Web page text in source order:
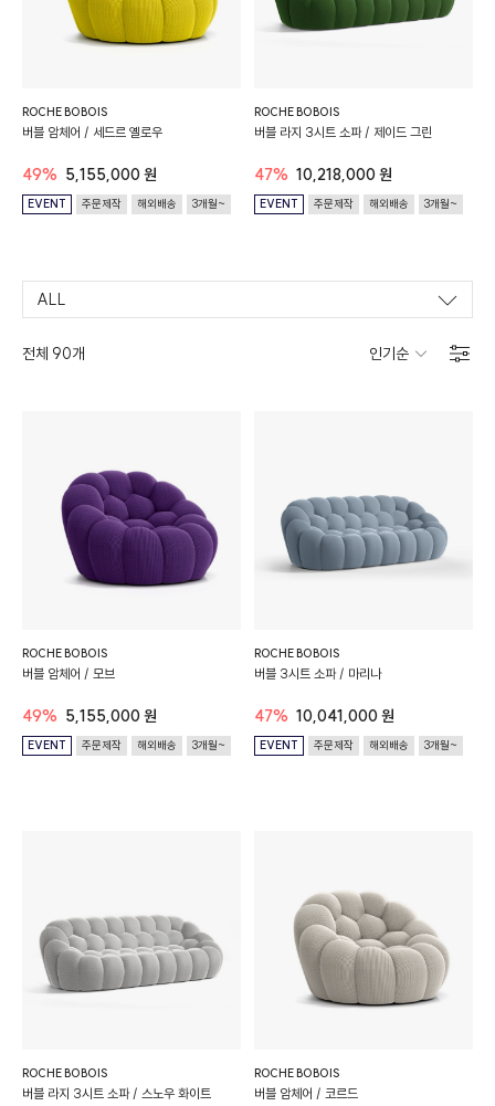
ROCHE BOBOIS
버블 암체어 / 세드르 옐로우
49% 5,155,000 원
EVENT 주문제작 해외배송 3개월~
ROCHE BOBOIS
버블 라지 3시트 소파 / 제이드 그린
47% 10,218,000 원
EVENT 주문제작 해외배송 3개월~
ALL
전체 90개 인기순 ↓
ROCHE BOBOIS
버블 암체어 / 모브
49% 5,155,000 원
EVENT 주문제작 해외배송 3개월~
ROCHE BOBOIS
버블 3시트 소파 / 마리나
47% 10,041,000 원
EVENT 주문제작 해외배송 3개월~
ROCHE BOBOIS
버블 라지 3시트 소파 / 스노우 화이트
ROCHE BOBOIS
버블 암체어 / 코르드